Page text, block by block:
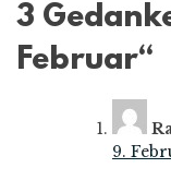
3
Februar“
9.